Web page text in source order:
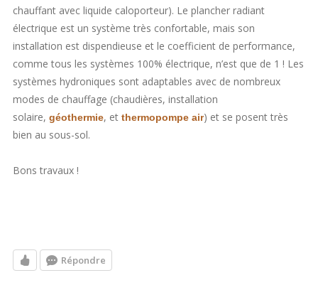
chauffant avec liquide caloporteur). Le plancher radiant
électrique est un système très confortable, mais son
installation est dispendieuse et le coefficient de performance,
comme tous les systèmes 100% électrique, n’est que de 1 ! Les
systèmes hydroniques sont adaptables avec de nombreux
modes de chauffage (chaudières, installation
solaire, géothermie, et thermopompe air) et se posent très
bien au sous-sol.
Bons travaux !
Répondre